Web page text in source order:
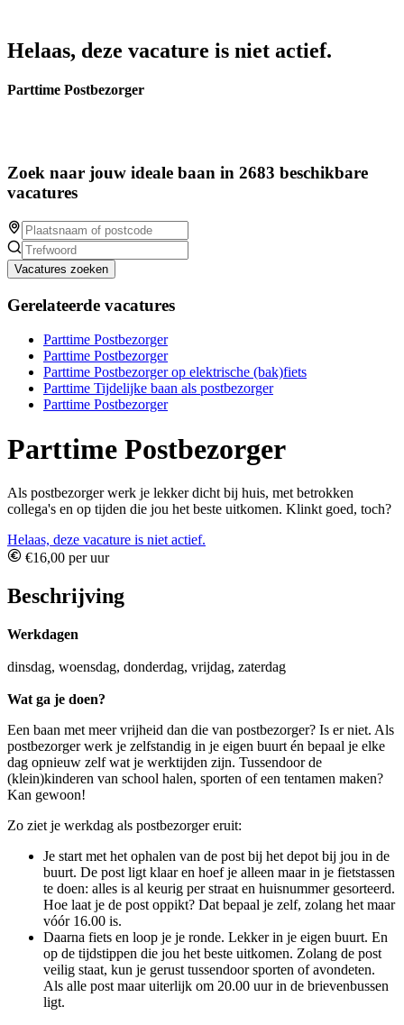
Helaas, deze vacature is niet actief.
Parttime Postbezorger
Zoek naar jouw ideale baan in 2683 beschikbare
vacatures
Vacatures zoeken
Gerelateerde vacatures
Parttime Postbezorger
Parttime Postbezorger
Parttime Postbezorger op elektrische (bak)fiets
Parttime Tijdelijke baan als postbezorger
Parttime Postbezorger
Parttime Postbezorger
Als postbezorger werk je lekker dicht bij huis, met betrokken
collega's en op tijden die jou het beste uitkomen. Klinkt goed, toch?
Helaas, deze vacature is niet actief.
€16,00 per uur
Beschrijving
Werkdagen
dinsdag, woensdag, donderdag, vrijdag, zaterdag
Wat ga je doen?
Een baan met meer vrijheid dan die van postbezorger? Is er niet. Als
postbezorger werk je zelfstandig in je eigen buurt én bepaal je elke
dag opnieuw zelf wat je werktijden zijn. Tussendoor de
(klein)kinderen van school halen, sporten of een tentamen maken?
Kan gewoon!
Zo ziet je werkdag als postbezorger eruit:
Je start met het ophalen van de post bij het depot bij jou in de
buurt. De post ligt klaar en hoef je alleen maar in je fietstassen
te doen: alles is al keurig per straat en huisnummer gesorteerd.
Hoe laat je de post oppikt? Dat bepaal je zelf, zolang het maar
vóór 16.00 is.
Daarna fiets en loop je je ronde. Lekker in je eigen buurt. En
op de tijdstippen die jou het beste uitkomen. Zolang de post
veilig staat, kun je gerust tussendoor sporten of avondeten.
Als alle post maar uiterlijk om 20.00 uur in de brievenbussen
ligt.